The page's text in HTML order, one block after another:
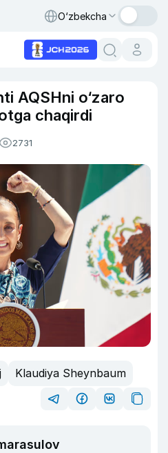
O‘zbekcha
AQSHni o‘zaro
chaqirdi
2731
Klaudiya Sheynbaum